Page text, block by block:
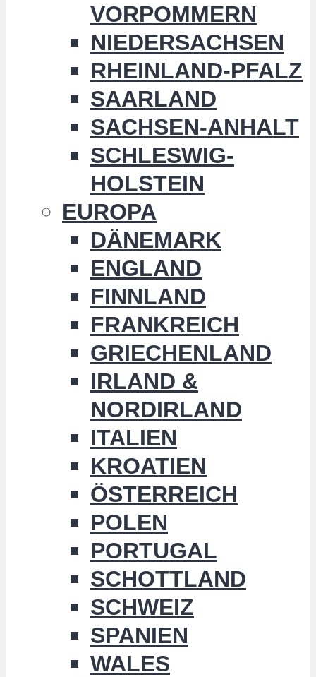
VORPOMMERN
NIEDERSACHSEN
RHEINLAND-PFALZ
SAARLAND
SACHSEN-ANHALT
SCHLESWIG-
HOLSTEIN
EUROPA
DÄNEMARK
ENGLAND
FINNLAND
FRANKREICH
GRIECHENLAND
IRLAND &
NORDIRLAND
ITALIEN
KROATIEN
ÖSTERREICH
POLEN
PORTUGAL
SCHOTTLAND
SCHWEIZ
SPANIEN
WALES